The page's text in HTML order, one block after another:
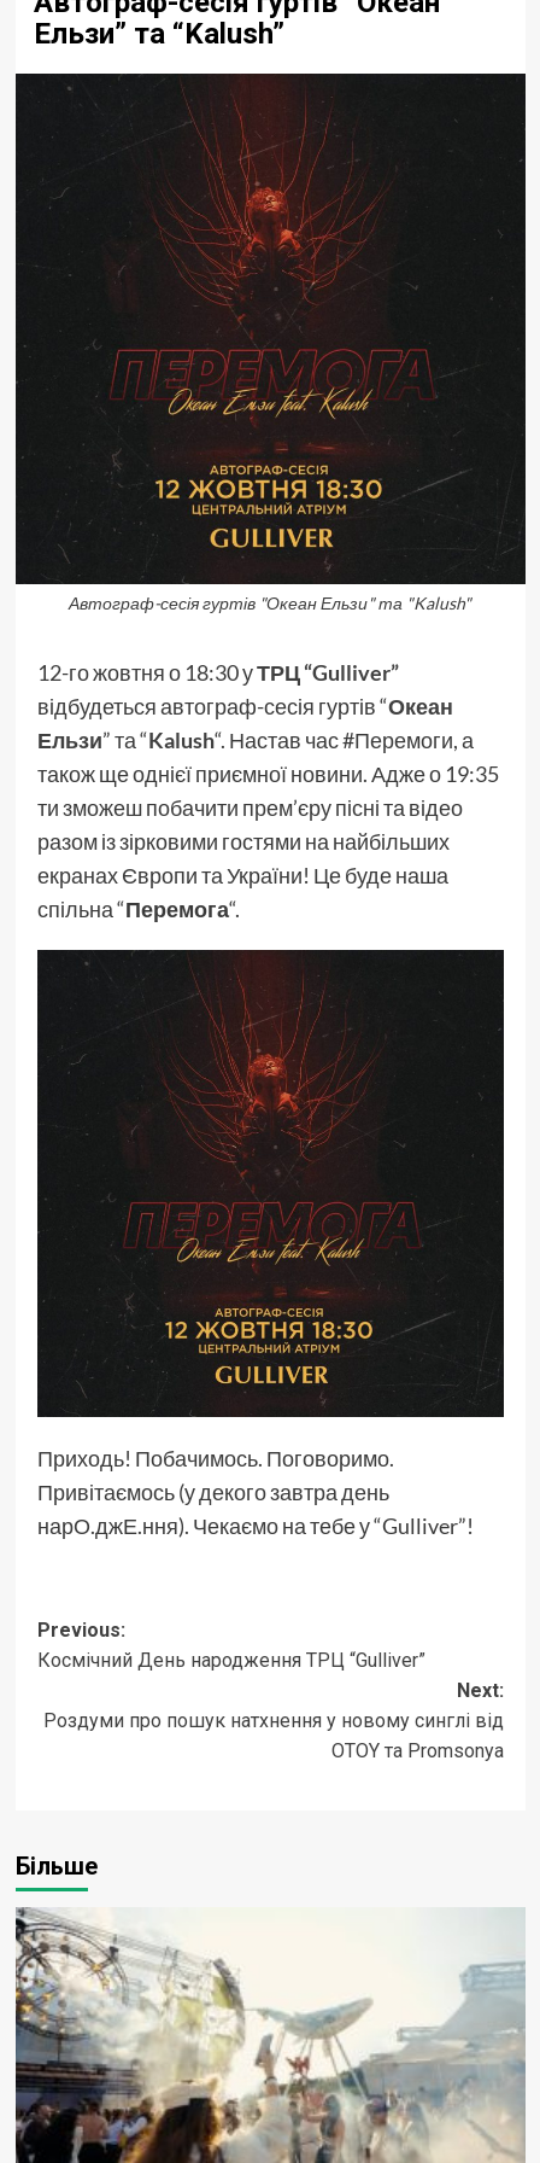
Ельзи” та “Kalush”
Автограф-сесія гуртів "Океан Ельзи" та "Kalush"
12-го жовтня о 18:30 уТРЦ “Gulliver”
відбудеться автограф-сесія гуртів “Океан
Ельзи” та “Kalush“. Настав час #Перемоги, а
також ще однієї приємної новини. Адже о 19:35
ти зможеш побачити прем’єру пісні та відео
разом із зірковими гостями на найбільших
екранах Європи та України! Це буде наша
спільна “Перемога“.
Приходь! Побачимось. Поговоримо.
Привітаємось (у декого завтра день
нарО.джЕ.ння). Чекаємо на тебе у “Gulliver”!
Post
navigation
Previous:
Космічний День народження ТРЦ “Gulliver”
Next:
Роздуми про пошук натхнення у новому синглі від
OTOY та Promsonya
Більше